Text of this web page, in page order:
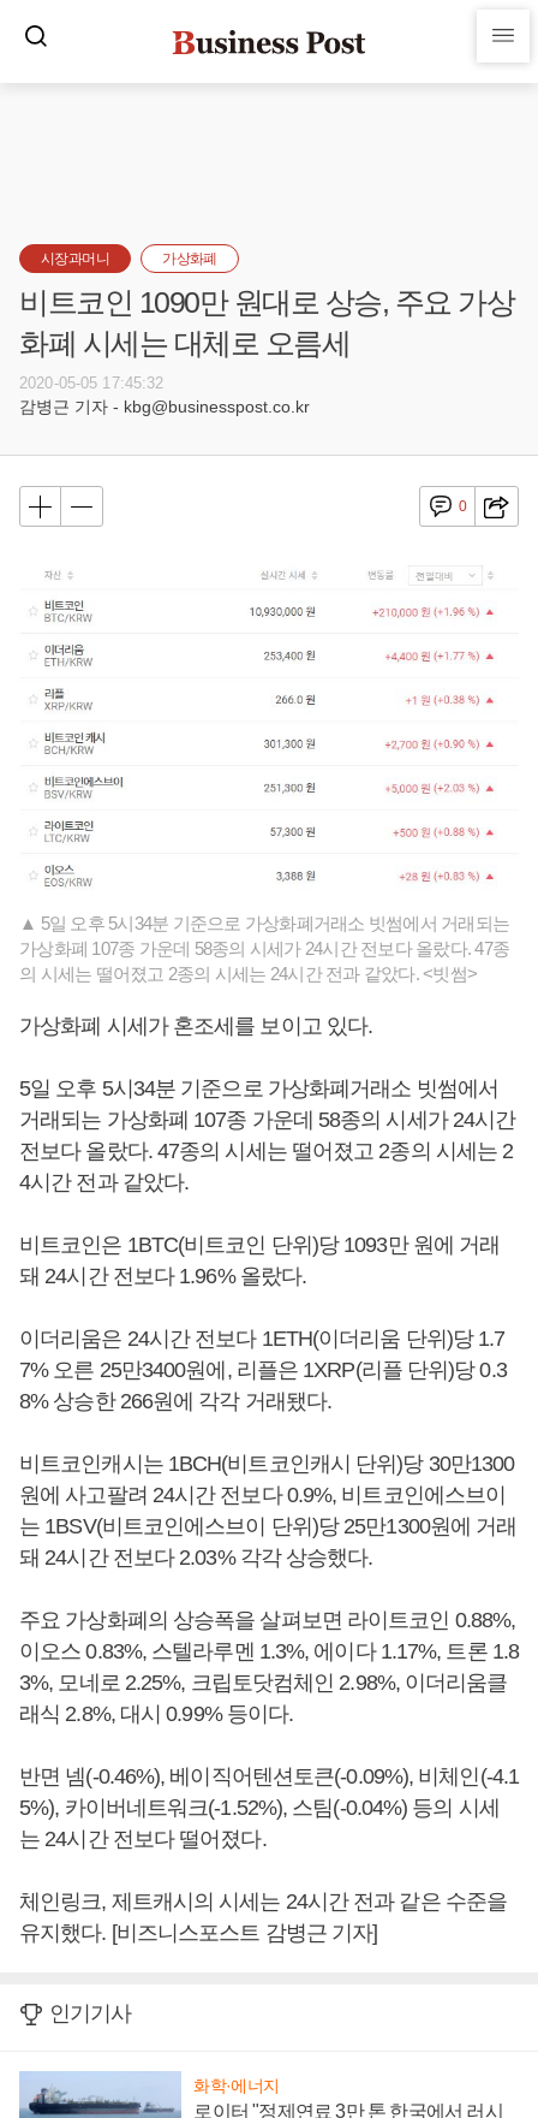
시장과머니 가상화폐
비트코인 1090만 원대로 상승, 주요 가상
화폐 시세는 대체로 오름세
2020-05-05 17:45:32
감병근 기자 - kbg@businesspost.co.kr
0
▲ 5일 오후 5시34분 기준으로 가상화폐거래소 빗썸에서 거래되는
가상화폐 107종 가운데 58종의 시세가 24시간 전보다 올랐다. 47종
의 시세는 떨어졌고 2종의 시세는 24시간 전과 같았다. <빗썸>
가상화폐 시세가 혼조세를 보이고 있다.
5일 오후 5시34분 기준으로 가상화폐거래소 빗썸에서
거래되는 가상화폐 107종 가운데 58종의 시세가 24시간
전보다 올랐다. 47종의 시세는 떨어졌고 2종의 시세는 2
4시간 전과 같았다.
비트코인은 1BTC(비트코인 단위)당 1093만 원에 거래
돼 24시간 전보다 1.96% 올랐다.
이더리움은 24시간 전보다 1ETH(이더리움 단위)당 1.7
7% 오른 25만3400원에, 리플은 1XRP(리플 단위)당 0.3
8% 상승한 266원에 각각 거래됐다.
비트코인캐시는 1BCH(비트코인캐시 단위)당 30만1300
원에 사고팔려 24시간 전보다 0.9%, 비트코인에스브이
는 1BSV(비트코인에스브이 단위)당 25만1300원에 거래
돼 24시간 전보다 2.03% 각각 상승했다.
주요 가상화폐의 상승폭을 살펴보면 라이트코인 0.88%,
이오스 0.83%, 스텔라루멘 1.3%, 에이다 1.17%, 트론 1.8
3%, 모네로 2.25%, 크립토닷컴체인 2.98%, 이더리움클
래식 2.8%, 대시 0.99% 등이다.
반면 넴(-0.46%), 베이직어텐션토큰(-0.09%), 비체인(-4.1
5%), 카이버네트워크(-1.52%), 스팀(-0.04%) 등의 시세
는 24시간 전보다 떨어졌다.
체인링크, 제트캐시의 시세는 24시간 전과 같은 수준을
유지했다. [비즈니스포스트 감병근 기자]
인기기사
화학·에너지
로이터 "정제연료 3만 톤 한국에서 러시